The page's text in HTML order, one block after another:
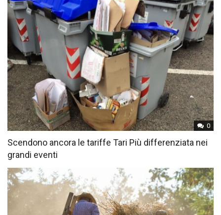
0
Scendono ancora le tariffe Tari Più differenziata nei
grandi eventi